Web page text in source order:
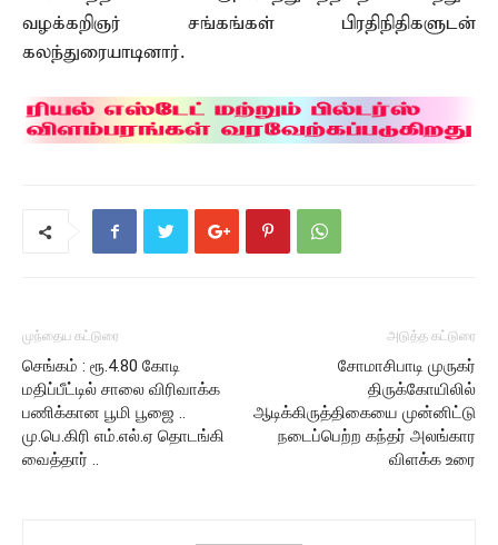
வழக்கறிஞர் சங்கங்கள் பிரதிநிதிகளுடன்
கலந்துரையாடினார்.
முந்தைய கட்டுரை
செங்கம் : ரூ.4.80 கோடி
மதிப்பீட்டில் சாலை விரிவாக்க
பணிக்கான பூமி பூஜை ..
மு.பெ.கிரி எம்.எல்.ஏ தொடங்கி
வைத்தார் ..
அடுத்த கட்டுரை
சோமாசிபாடி முருகர்
திருக்கோயிலில்
ஆடிக்கிருத்திகையை முன்னிட்டு
நடைப்பெற்ற கந்தர் அலங்கார
விளக்க உரை